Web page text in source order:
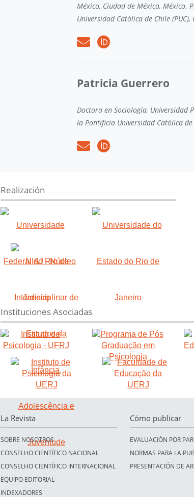
México, Ciudad de México, México.
Universidad Católica de Chile
Patricia Guerrero
Doctora en Sociología, Universidad
la Pontificia Universidad Católica de
Realización
Instituciones Asociadas
La Revista
SOBRE NOSOTROS
CONSELHO CIENTÍFICO NACIONAL
CONSELHO CIENTÍFICO INTERNACIONAL
EQUIPO EDITORIAL
INDEXADORES
Cómo publicar
EVALUACIÓN POR
NORMAS PARA LA
PRESENTACIÓN DE